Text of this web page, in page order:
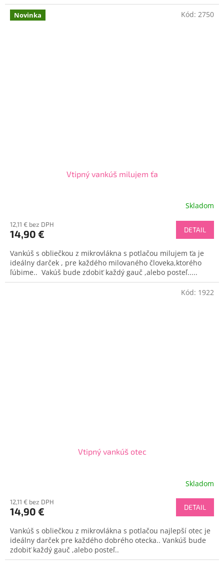
Novinka
Vtipný vankúš milujem ťa
Skladom
12,11 € bez DPH
14,90 € DETAIL
Vankúš s obliečkou z mikrovlákna s potlačou milujem ťa je
ideálny darček , pre každého milovaného človeka,ktorého
ľúbime.. Vakúš bude zdobiť každý gauč ,alebo posteľ.....
Kód: 2750
Vtipný vankúš otec
Skladom
12,11 € bez DPH
14,90 € DETAIL
Vankúš s obliečkou z mikrovlákna s potlačou najlepší otec je
ideálny darček pre každého dobrého otecka.. Vankúš bude
zdobiť každý gauč ,alebo posteľ..
Kód: 1922